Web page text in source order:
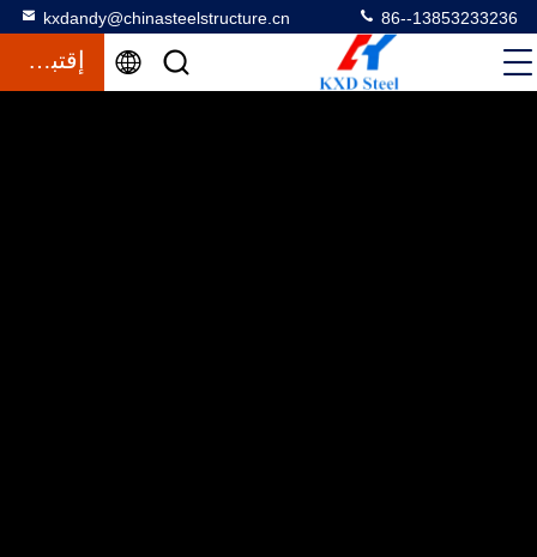
kxdandy@chinasteelstructure.cn 86--13853233236
إقتباس